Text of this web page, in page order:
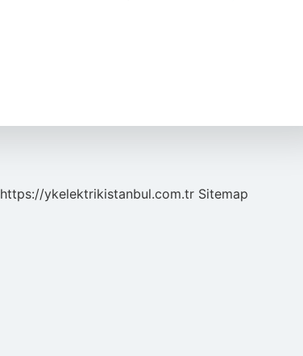
https://ykelektrikistanbul.com.tr Sitemap